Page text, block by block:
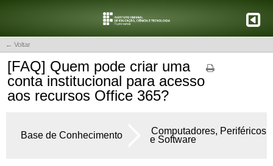
← Voltar
[FAQ] Quem pode criar uma
conta institucional para acesso
aos recursos Office 365?
Base de Conhecimento
Computadores, Periféricos
e Software